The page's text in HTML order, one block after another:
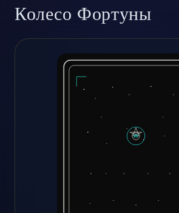
Колесо Фортуны